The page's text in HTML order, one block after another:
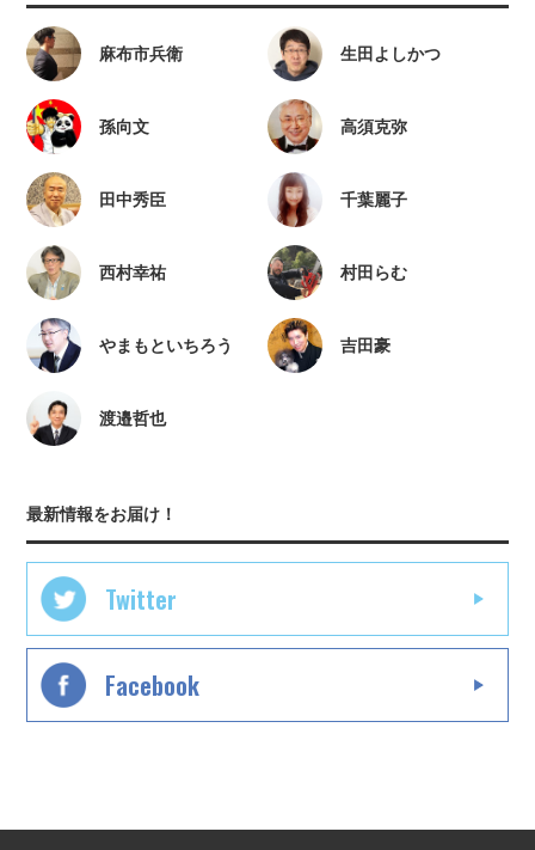
麻布市兵衛 生田よしかつ
孫向文 高須克弥
田中秀臣 千葉麗子
西村幸祐 村田らむ
やまもといちろう 吉田豪
渡邉哲也
最新情報をお届け！
Twitter
Facebook